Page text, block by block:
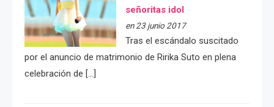
señoritas idol
en 23 junio 2017
Tras el escándalo suscitado
por el anuncio de matrimonio de Ririka Suto en plena
celebración de […]